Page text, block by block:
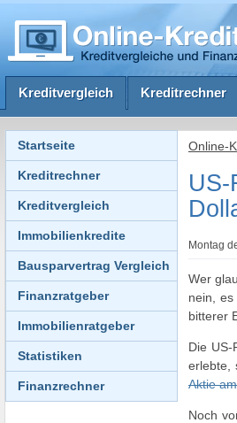
Kreditvergleich Kreditrechner
Online-
Montag
Wer
nein,
bitterer
Die
erlebte,
Aktie
Noch
Startseite
Kreditrechner
Kreditvergleich
Immobilienkredite
Bausparvertrag Vergleich
Finanzratgeber
Immobilienratgeber
Statistiken
Finanzrechner